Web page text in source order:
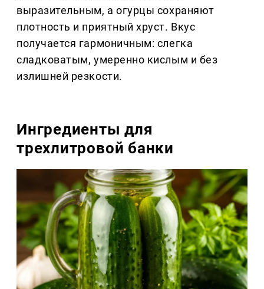
выразительным, а огурцы сохраняют
плотность и приятный хруст. Вкус
получается гармоничным: слегка
сладковатым, умеренно кислым и без
излишней резкости.
Ингредиенты для
трехлитровой банки